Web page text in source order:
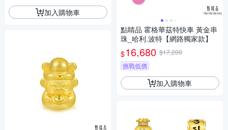
加入購物車
點睛品 霍格華茲特快車 黃金串
珠_哈利.波特【網路獨家款】
$16,680 $17,200
挑戰低價
加入購物車